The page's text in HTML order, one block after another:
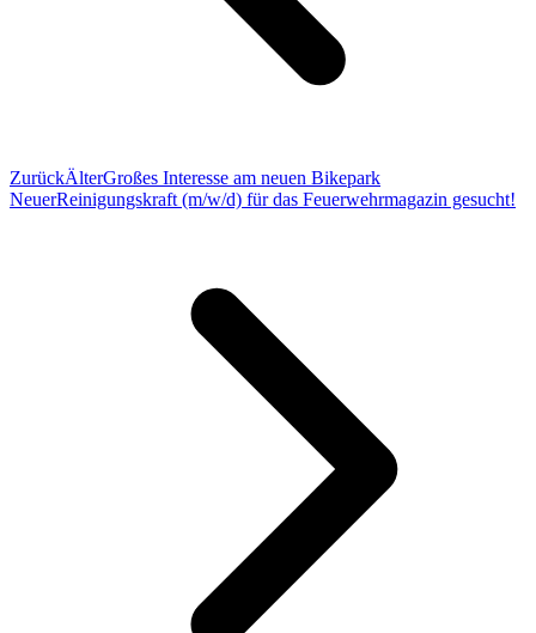
ZurückÄlterGroßes Interesse am neuen Bikepark
NeuerReinigungskraft (m/w/d) für das Feuerwehrmagazin gesucht!